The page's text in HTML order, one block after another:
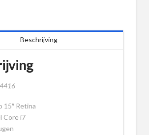
Beschrijving
15″ Retina
Core i7